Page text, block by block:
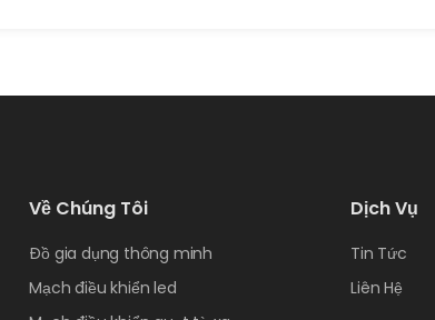
Về Chúng Tôi
Đồ gia dụng thông minh
Mạch điều khiển led
Dịch Vụ
Tin Tức
Liên Hệ